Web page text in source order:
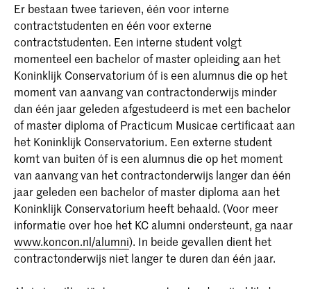
Er bestaan twee tarieven, één voor interne
contractstudenten en één voor externe
contractstudenten. Een interne student volgt
momenteel een bachelor of master opleiding aan het
Koninklijk Conservatorium óf is een alumnus die op het
moment van aanvang van contractonderwijs minder
dan één jaar geleden afgestudeerd is met een bachelor
of master diploma of Practicum Musicae certificaat aan
het Koninklijk Conservatorium. Een externe student
komt van buiten óf is een alumnus die op het moment
van aanvang van het contractonderwijs langer dan één
jaar geleden een bachelor of master diploma aan het
Koninklijk Conservatorium heeft behaald. (Voor meer
informatie over hoe het KC alumni ondersteunt, ga naar
www.koncon.nl/alumni). In beide gevallen dient het
contractonderwijs niet langer te duren dan één jaar.